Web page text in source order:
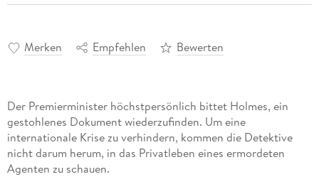
Merken Empfehlen Bewerten
Der Premierminister höchstpersönlich bittet Holmes, ein
gestohlenes Dokument wiederzufinden. Um eine
internationale Krise zu verhindern, kommen die Detektive
nicht darum herum, in das Privatleben eines ermordeten
Agenten zu schauen.